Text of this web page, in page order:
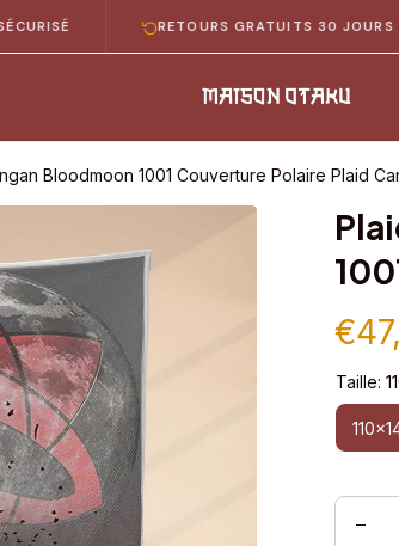
RETOURS GRATUITS 30 JOURS
Bloodmoon 1001 Couverture Polaire Plaid
Taille: